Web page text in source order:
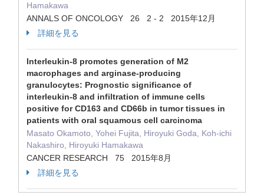
Hamakawa
ANNALS OF ONCOLOGY 26 2 - 2 2015年12月
詳細を見る
Interleukin-8 promotes generation of M2
macrophages and arginase-producing
granulocytes: Prognostic significance of
interleukin-8 and infiltration of immune cells
positive for CD163 and CD66b in tumor tissues in
patients with oral squamous cell carcinoma
Masato Okamoto, Yohei Fujita, Hiroyuki Goda, Koh-ichi
Nakashiro, Hiroyuki Hamakawa
CANCER RESEARCH 75 2015年8月
詳細を見る